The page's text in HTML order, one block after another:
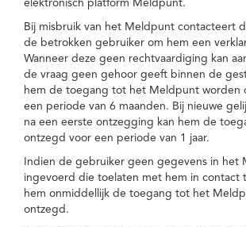
elektronisch platform Meldpunt.
Bij misbruik van het Meldpunt contacteert
de betrokken gebruiker om hem een
Wanneer deze geen rechtvaardiging kan
de vraag geen gehoor geeft binnen de
hem de toegang tot het Meldpunt worden
een periode van 6 maanden. Bij nieuwe
na een eerste ontzegging kan hem de
ontzegd voor een periode van 1 jaar.
Indien de gebruiker geen gegevens in het
ingevoerd die toelaten met hem in contact
hem onmiddellijk de toegang tot het
ontzegd.